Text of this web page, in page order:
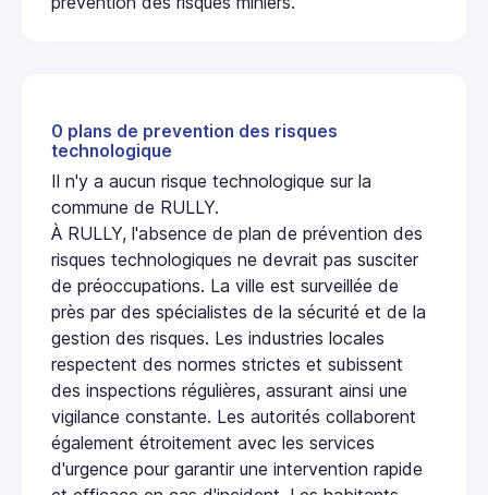
0 plans de prevention des risques
technologique
Il n'y a aucun risque technologique sur la
commune de RULLY.
À RULLY, l'absence de plan de prévention des
risques technologiques ne devrait pas susciter
de préoccupations. La ville est surveillée de
près par des spécialistes de la sécurité et de la
gestion des risques. Les industries locales
respectent des normes strictes et subissent
des inspections régulières, assurant ainsi une
vigilance constante. Les autorités collaborent
également étroitement avec les services
d'urgence pour garantir une intervention rapide